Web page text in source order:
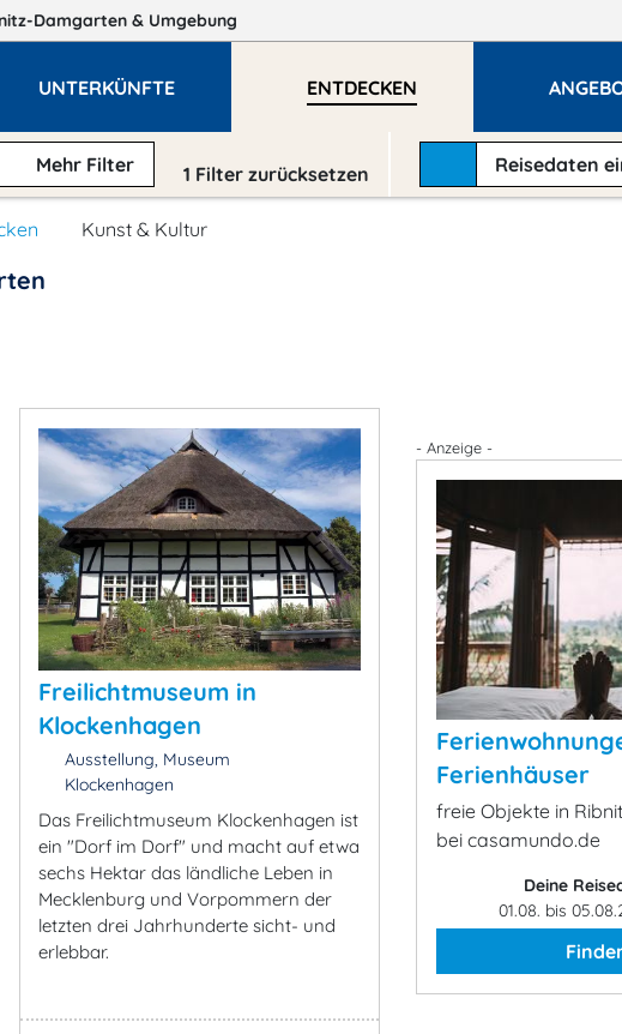
Damgarten & Umgebung
UNTERKÜNFTE ENTDECKEN
Mehr Filter 1 Filter zurücksetzen Reisedaten
Kunst & Kultur
Freilichtmuseum in
Klockenhagen
Ausstellung, Museum
Klockenhagen
Das Freilichtmuseum Klockenhagen ist
ein "Dorf im Dorf" und macht auf etwa
sechs Hektar das ländliche Leben in
Mecklenburg und Vorpommern der
letzten drei Jahrhunderte sicht- und
erlebbar.
- Anzeige -
Ferienhäuser
freie Objekte in
bei casamundo.de
Deine
01.08. bis